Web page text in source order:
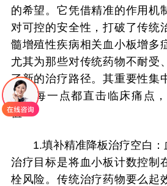
的希望。它凭借精准的作用机
对可控的安全性，打破了传统
髓增殖性疾病相关血小板增多
尤其为那些对传统药物不耐受
了新的治疗路径。其重要性集
景，每一点都直击临床痛点
值：
1.填补精准降板治疗空白：
治疗目标是将血小板计数控制
栓风险。传统治疗药物要么起